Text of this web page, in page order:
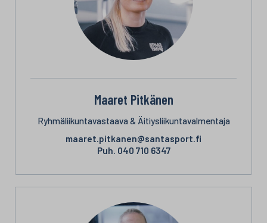
Maaret Pitkänen
Ryhmäliikuntavastaava & Äitiysliikuntavalmentaja
maaret.pitkanen@santasport.fi
Puh. 040 710 6347